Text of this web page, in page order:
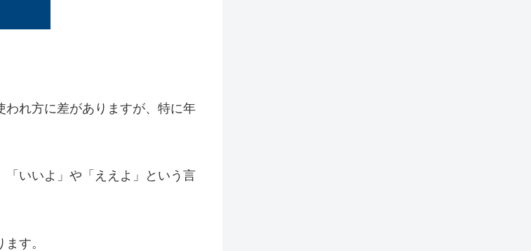
れ方に差がありますが、特に年
「いいよ」や「ええよ」という言
す。